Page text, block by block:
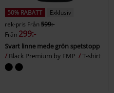
50% RABATT
Exklusiv
rek-pris Från599:-
Från 299:-
Svart linne mede grön spetstopp
Black Premium by EMP
T-shirt